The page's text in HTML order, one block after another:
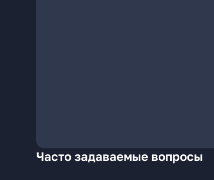
Часто задаваемые вопросы